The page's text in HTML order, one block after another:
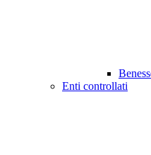
Enti controllati